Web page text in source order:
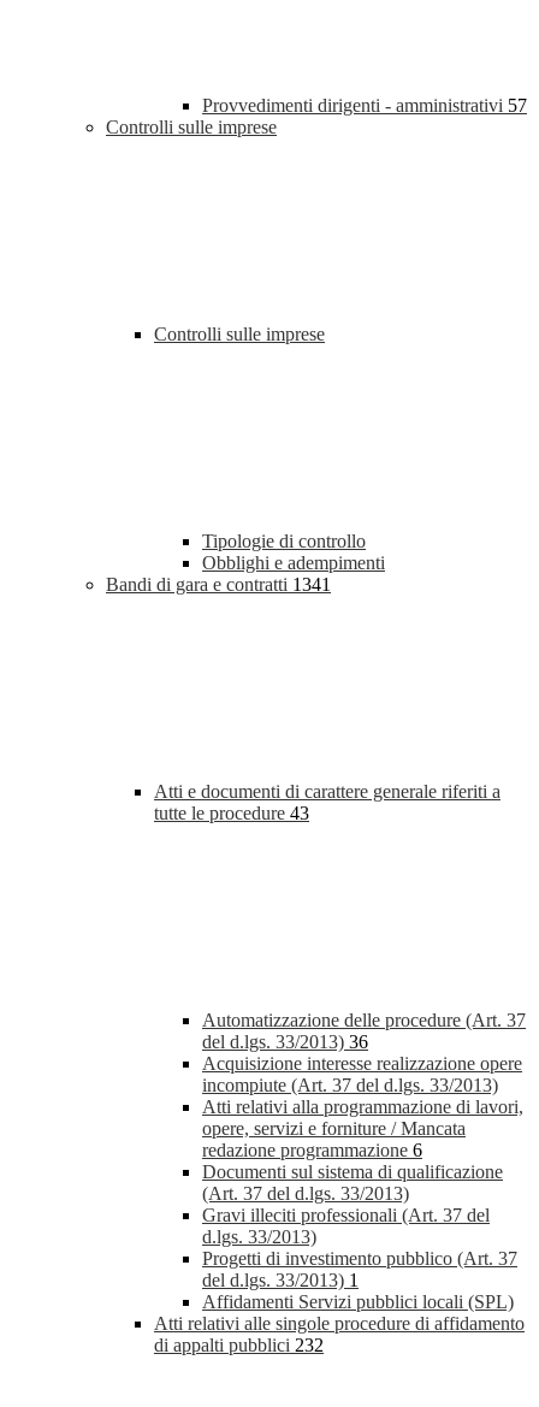
Provvedimenti dirigenti - amministrativi 57
Controlli sulle imprese
Controlli sulle imprese
Tipologie di controllo
Obblighi e adempimenti
Bandi di gara e contratti 1341
Atti e documenti di carattere generale riferiti a
tutte le procedure 43
Automatizzazione delle procedure (Art. 37
del d.lgs. 33/2013) 36
Acquisizione interesse realizzazione opere
incompiute (Art. 37 del d.lgs. 33/2013)
Atti relativi alla programmazione di lavori,
opere, servizi e forniture / Mancata
redazione programmazione 6
Documenti sul sistema di qualificazione
(Art. 37 del d.lgs. 33/2013)
Gravi illeciti professionali (Art. 37 del
d.lgs. 33/2013)
Progetti di investimento pubblico (Art. 37
del d.lgs. 33/2013) 1
Affidamenti Servizi pubblici locali (SPL)
Atti relativi alle singole procedure di affidamento
di appalti pubblici 232